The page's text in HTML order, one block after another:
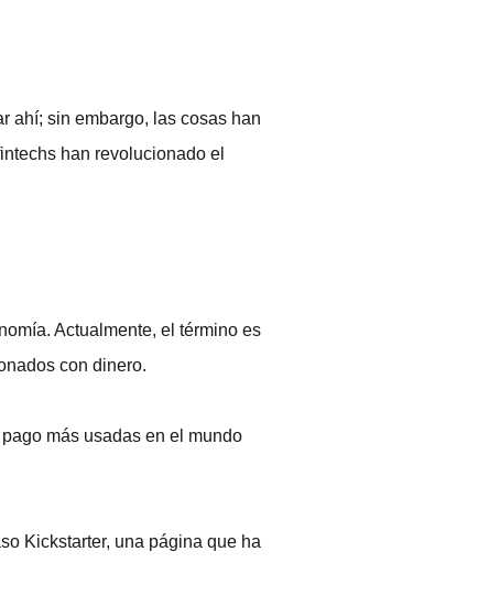
ahí; sin embargo, las cosas han
han revolucionado el
Actualmente, el término es
con dinero.
más usadas en el mundo
Kickstarter, una página que ha